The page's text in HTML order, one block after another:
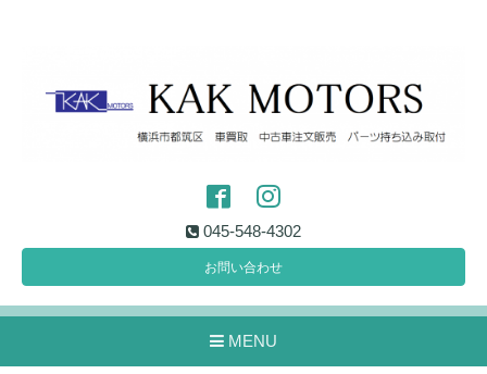
045-548-4302
お問い合わせ
MENU